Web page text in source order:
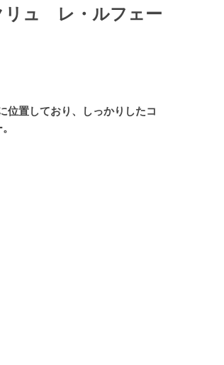
位置しており、しっかりしたコ
ュ レ・ルフェー